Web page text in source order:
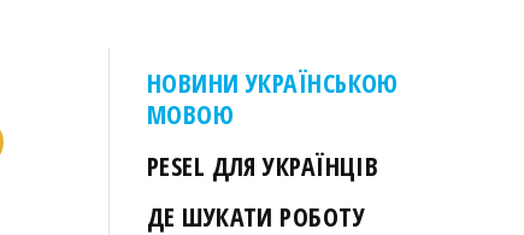
НОВИНИ УКРАЇНСЬКОЮ
МОВОЮ
PESEL ДЛЯ УКРАЇНЦІВ
ДЕ ШУКАТИ РОБОТУ